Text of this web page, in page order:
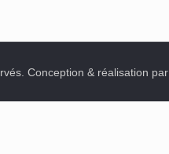
Conception & réalisation par